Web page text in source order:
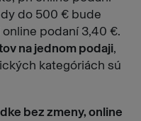
do 500 € bude
podaní 3,40 €.
na jednom podaji,
kategóriách sú
bez zmeny, online